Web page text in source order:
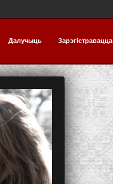
Далучыць Зарэгістравацца